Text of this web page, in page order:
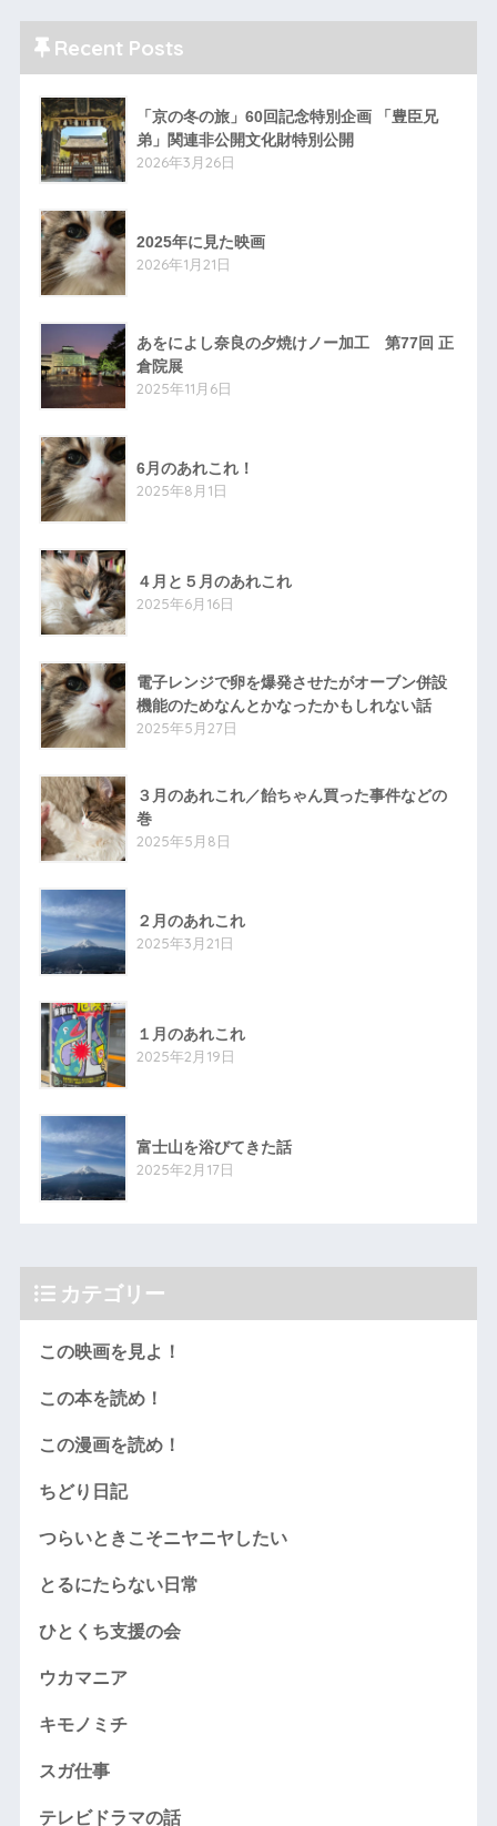
Recent Posts
「京の冬の旅」60回記念特別企画 「豊臣兄
弟」関連非公開文化財特別公開
2026年3月26日
2025年に見た映画
2026年1月21日
あをによし奈良の夕焼けノー加工 第77回 正
倉院展
2025年11月6日
6月のあれこれ！
2025年8月1日
４月と５月のあれこれ
2025年6月16日
電子レンジで卵を爆発させたがオーブン併設
機能のためなんとかなったかもしれない話
2025年5月27日
３月のあれこれ／飴ちゃん買った事件などの
巻
2025年5月8日
２月のあれこれ
2025年3月21日
１月のあれこれ
2025年2月19日
富士山を浴びてきた話
2025年2月17日
カテゴリー
この映画を見よ！
この本を読め！
この漫画を読め！
ちどり日記
つらいときこそニヤニヤしたい
とるにたらない日常
ひとくち支援の会
ウカマニア
キモノミチ
スガ仕事
テレビドラマの話